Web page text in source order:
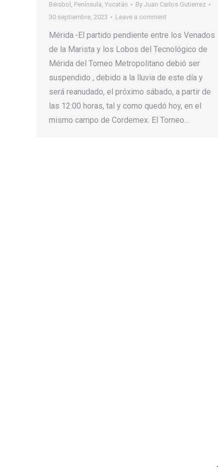
Béisbol , Península, Yucatán By Juan Carlos Gutierrez
30 septiembre, 2023
Leave a comment
Mérida.-El partido pendiente entre los Venados
de la Marista y los Lobos del Tecnológico de
Mérida del Torneo Metropolitano debió ser
suspendido , debido a la lluvia de este día y
será reanudado, el próximo sábado, a partir de
las 12:00 horas, tal y como quedó hoy, en el
mismo campo de Cordemex. El Torneo…